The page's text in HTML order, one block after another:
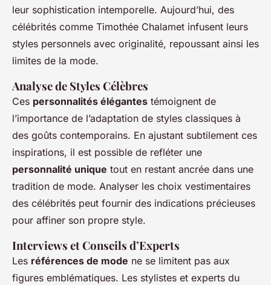
leur sophistication intemporelle. Aujourd’hui, des
célébrités comme Timothée Chalamet infusent leurs
styles personnels avec originalité, repoussant ainsi les
limites de la mode.
Analyse de Styles Célèbres
Ces personnalités élégantes témoignent de
l’importance de l’adaptation de styles classiques à
des goûts contemporains. En ajustant subtilement ces
inspirations, il est possible de refléter une
personnalité unique tout en restant ancrée dans une
tradition de mode. Analyser les choix vestimentaires
des célébrités peut fournir des indications précieuses
pour affiner son propre style.
Interviews et Conseils d’Experts
Les références de mode ne se limitent pas aux
figures emblématiques. Les stylistes et experts du